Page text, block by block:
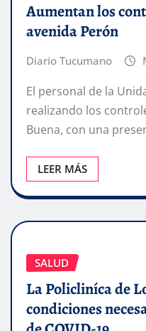
Aumentan los
avenida Perón
Diario Tucumano
El personal de la
realizando los
Buena, con una
LEER MÁS
SALUD
La Policliníca de
condiciones